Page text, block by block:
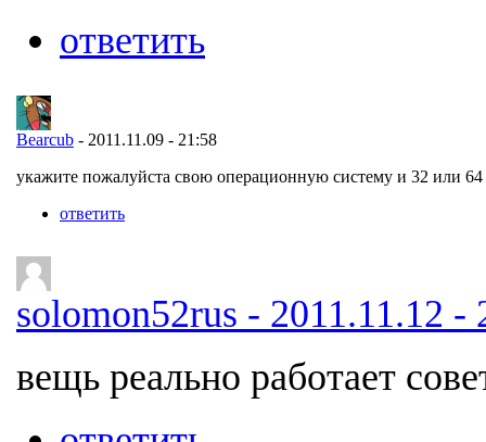
ответить
Bearcub - 2011.11.09 - 21:58
укажите пожалуйста свою операционную систему и 32 или 64
ответить
solomon52rus - 2011.11.12 -
вещь реально работает